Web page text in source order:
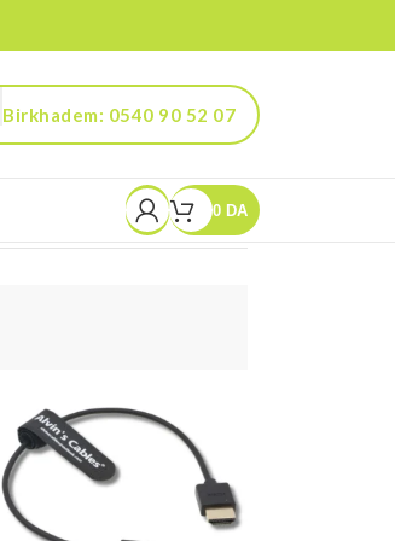
Birkhadem: 0540 90 52 07
Kouba: 0560 90 52 03
0 DA